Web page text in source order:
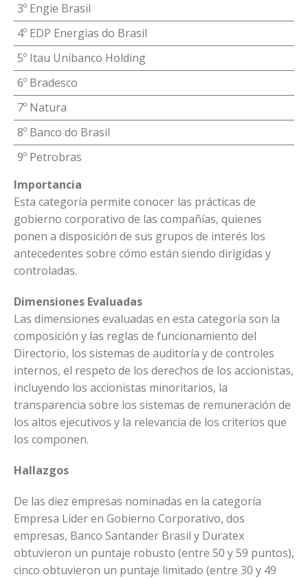
3º Engie Brasil
4º EDP Energias do Brasil
5º Itau Unibanco Holding
6º Bradesco
7º Natura
8º Banco do Brasil
9º Petrobras
Importancia
Esta categoría permite conocer las prácticas de
gobierno corporativo de las compañías, quienes
ponen a disposición de sus grupos de interés los
antecedentes sobre cómo están siendo dirigidas y
controladas.
Dimensiones Evaluadas
Las dimensiones evaluadas en esta categoría son la
composición y las reglas de funcionamiento del
Directorio, los sistemas de auditoría y de controles
internos, el respeto de los derechos de los accionistas,
incluyendo los accionistas minoritarios, la
transparencia sobre los sistemas de remuneración de
los altos ejecutivos y la relevancia de los criterios que
los componen.
Hallazgos
De las diez empresas nominadas en la categoría
Empresa Líder en Gobierno Corporativo, dos
empresas, Banco Santander Brasil y Duratex
obtuvieron un puntaje robusto (entre 50 y 59 puntos),
cinco obtuvieron un puntaje limitado (entre 30 y 49